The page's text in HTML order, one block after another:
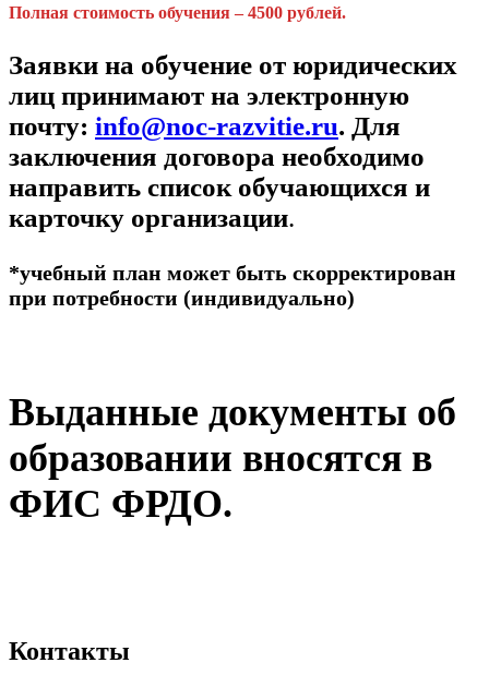
Полная стоимость обучения – 4500 рублей.
Заявки на обучение от юридических
лиц принимают на электронную
почту: info@noc-razvitie.ru. Для
заключения договора необходимо
направить список обучающихся и
карточку организации.
*учебный план может быть скорректирован
при потребности (индивидуально)
Выданные документы об
образовании вносятся в
ФИС ФРДО.
Контакты